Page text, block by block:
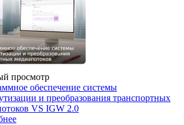
просмотр
обеспечение системы
и преобразования транспортных
VS IGW 2.0